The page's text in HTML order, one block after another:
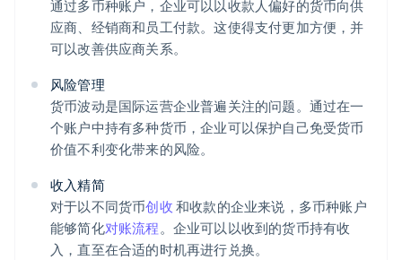
通过多币种账户，企业可以以收款人偏好的货币向供
应商、经销商和员工付款。这使得支付更加方便，并
可以改善供应商关系。
风险管理
货币波动是国际运营企业普遍关注的问题。通过在一
个账户中持有多种货币，企业可以保护自己免受货币
价值不利变化带来的风险。
收入精简
对于以不同货币创收 和收款的企业来说，多币种账户
能够简化对账流程。企业可以以收到的货币持有收
入，直至在合适的时机再进行兑换。